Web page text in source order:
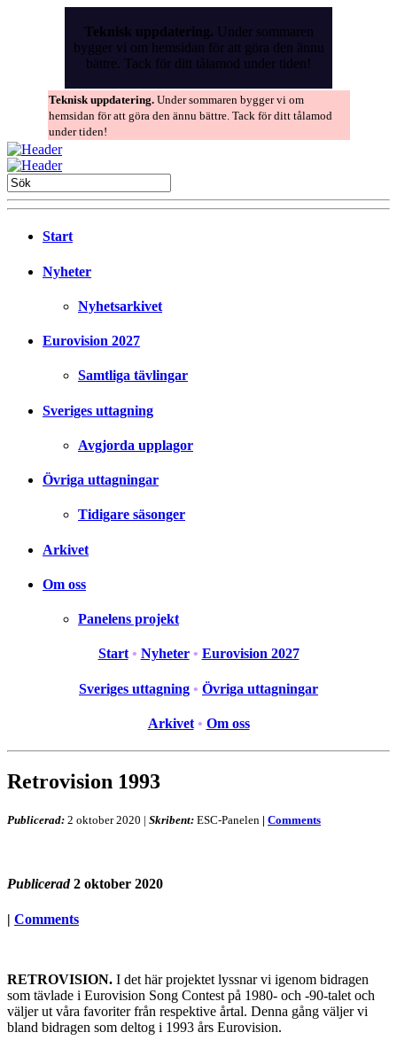
Teknisk uppdatering. Under sommaren
bygger vi om hemsidan för att göra den ännu
bättre. Tack för ditt tålamod under tiden!
Teknisk uppdatering. Under sommaren bygger vi om
hemsidan för att göra den ännu bättre. Tack för ditt tålamod
under tiden!
Start
Nyheter
Nyhetsarkivet
Eurovision 2027
Samtliga tävlingar
Sveriges uttagning
Avgjorda upplagor
Övriga uttagningar
Tidigare säsonger
Arkivet
Om oss
Panelens projekt
Start • Nyheter • Eurovision 2027
Sveriges uttagning • Övriga uttagningar
Arkivet • Om oss
Retrovision 1993
Publicerad: 2 oktober 2020 | Skribent: ESC-Panelen | Comments
Publicerad 2 oktober 2020
| Comments
RETROVISION. I det här projektet lyssnar vi igenom bidragen
som tävlade i Eurovision Song Contest på 1980- och -90-talet och
väljer ut våra favoriter från respektive årtal. Denna gång väljer vi
bland bidragen som deltog i 1993 års Eurovision.